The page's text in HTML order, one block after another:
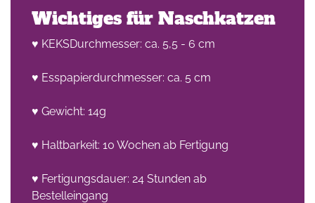
Wichtiges für Naschkatzen
♥ KEKSDurchmesser: ca. 5,5 - 6 cm
♥ Esspapierdurchmesser: ca. 5 cm
♥ Gewicht: 14g
♥ Haltbarkeit: 10 Wochen ab Fertigung
♥ Fertigungsdauer: 24 Stunden ab
Bestelleingang